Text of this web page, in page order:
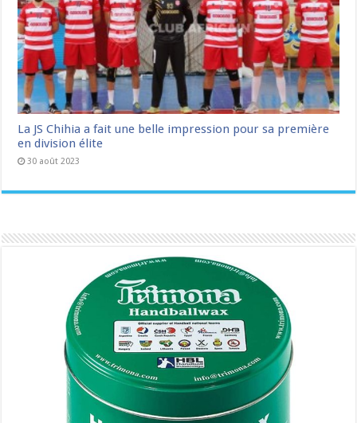
La JS Chihia a fait une belle impression pour sa première
en division élite
30 août 2023